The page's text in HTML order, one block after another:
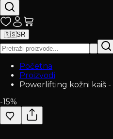
🇷🇸SR
Početna
Proizvodi
Powerlifting kožni kaiš
-15%